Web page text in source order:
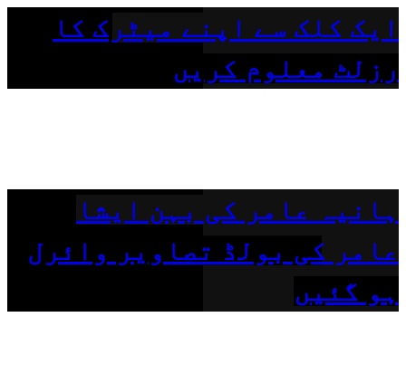
ایک کلک سے اپنے میٹرک کا
رزلٹ معلوم کریں
ہانیہ عامر کی بہن ایشا
عامر کی بولڈ تصاویر وائرل
ہو گئیں